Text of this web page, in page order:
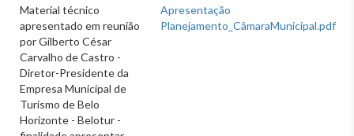
Material técnico
apresentado em reunião
por Gilberto César
Carvalho de Castro -
Diretor-Presidente da
Empresa Municipal de
Turismo de Belo
Horizonte - Belotur -
Apresentação
Planejamento_CâmaraMunicipal.pdf